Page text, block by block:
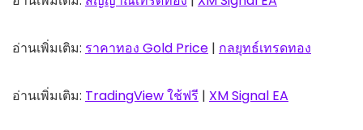
อ่านเพิ่มเติม: ราคาทอง Gold Price | กลยุทธ์เทรดทอง
อ่านเพิ่มเติม: TradingView ใช้ฟรี | XM Signal EA